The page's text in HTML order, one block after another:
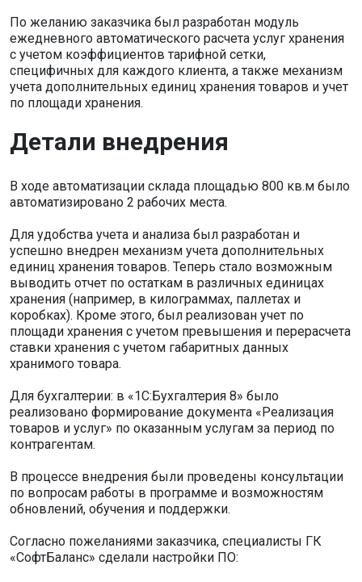
По желанию заказчика был разработан модуль
ежедневного автоматического расчета услуг хранения
с учетом коэффициентов тарифной сетки,
специфичных для каждого клиента, а также механизм
учета дополнительных единиц хранения товаров и учет
по площади хранения.
Детали внедрения
В ходе автоматизации склада площадью 800 кв.м было
автоматизировано 2 рабочих места.
Для удобства учета и анализа был разработан и
успешно внедрен механизм учета дополнительных
единиц хранения товаров. Теперь стало возможным
выводить отчет по остаткам в различных единицах
хранения (например, в килограммах, паллетах и
коробках). Кроме этого, был реализован учет по
площади хранения с учетом превышения и перерасчета
ставки хранения с учетом габаритных данных
хранимого товара.
Для бухгалтерии: в «1С:Бухгалтерия 8» было
реализовано формирование документа «Реализация
товаров и услуг» по оказанным услугам за период по
контрагентам.
В процессе внедрения были проведены консультации
по вопросам работы в программе и возможностям
обновлений, обучения и поддержки.
Согласно пожеланиями заказчика, специалисты ГК
«СофтБаланс» сделали настройки ПО: